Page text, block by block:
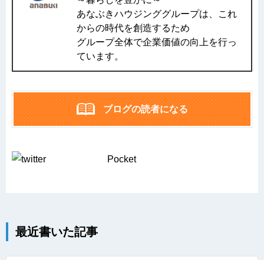
あなぶきハウジンググループは、これ
からの時代を創造するため
グループ全体で企業価値の向上を行っ
ています。
ブログの読者になる
Pocket
最近書いた記事